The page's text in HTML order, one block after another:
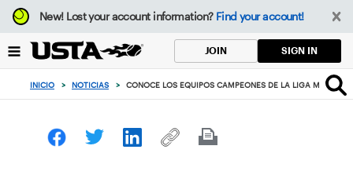
Enfoque
desde
botón
volver
principio
New!Lost your account information? Find your account!
JOIN SIGN IN
INICIO > NOTICIAS > CONOCE LOS EQUIPOS CAMPEONES DE LA LIGA MIXTA 40+